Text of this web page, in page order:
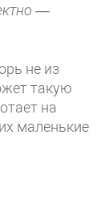
—
не из
такую
на
маленькие